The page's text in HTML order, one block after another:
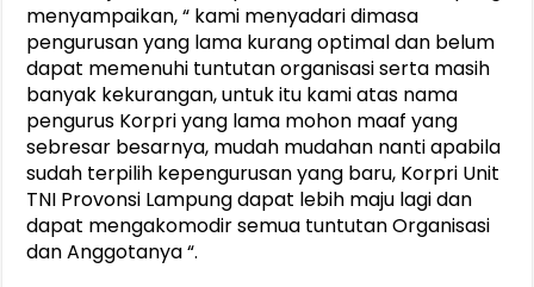
menyampaikan, “ kami menyadari dimasa
pengurusan yang lama kurang optimal dan belum
dapat memenuhi tuntutan organisasi serta masih
banyak kekurangan, untuk itu kami atas nama
pengurus Korpri yang lama mohon maaf yang
sebresar besarnya, mudah mudahan nanti apabila
sudah terpilih kepengurusan yang baru, Korpri Unit
TNI Provonsi Lampung dapat lebih maju lagi dan
dapat mengakomodir semua tuntutan Organisasi
dan Anggotanya “.